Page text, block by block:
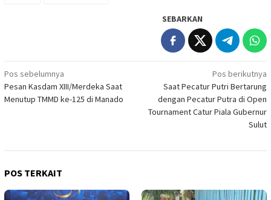
SEBARKAN
Navigasi
pos
Pos sebelumnya
Pesan Kasdam XIII/Merdeka Saat
Menutup TMMD ke-125 di Manado
Pos berikutnya
Saat Pecatur Putri Bertarung
dengan Pecatur Putra di Open
Tournament Catur Piala Gubernur
Sulut
POS TERKAIT